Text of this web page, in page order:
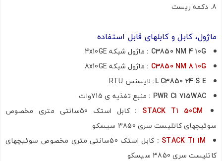
دکمه ریست
ماژول، کابل و کابلهای قابل استفاده
C3850 NM 4 10G : ماژول شبکه 4x10GE
C3850 NM 8 10G
: ماژول شبکه 8x10GE
L C3850 24 S E: لایسنس RTU
PWR C1 715WAC : منبع تغذیه ی 715وات
STACK T1 50CM
:
کابل استک 50سانتی متری مخصوص
سوئیچهای کاتلیست سری 3850 سیسکو
STACK T1 1M
:
کابل استک 50سانتی متری مخصوص سوئیچهای
کاتلیست سری 3850 سیسکو
ارسال به ایمیل
ارسال